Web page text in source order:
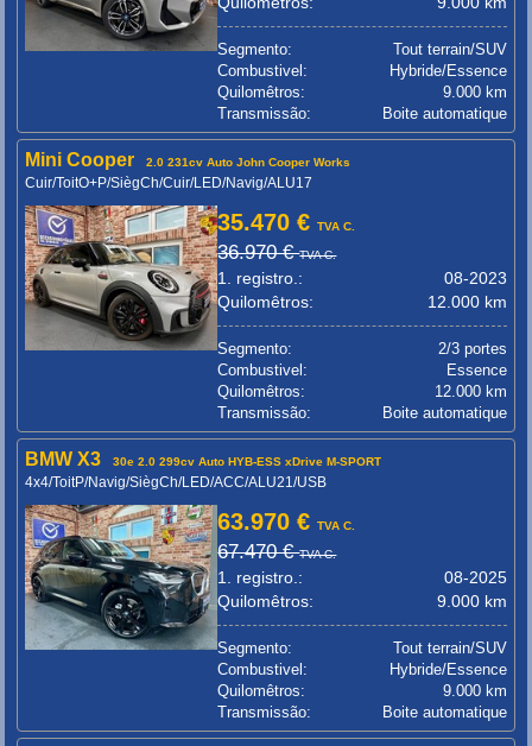
Segmento:
Tout terrain/SUV
Combustivel:
Hybride/Essence
Quilomêtros:
9.000 km
Transmissão:
Boite automatique
Mini Cooper 2.0 231cv Auto John Cooper Works
Cuir/ToitO+P/SiègCh/Cuir/LED/Navig/ALU17
35.470 €TVA C.
36.970 €TVA C.
1. registro.:
08-2023
Quilomêtros:
12.000 km
Segmento:
2/3 portes
Combustivel:
Essence
Quilomêtros:
12.000 km
Transmissão:
Boite automatique
BMW X3 30e 2.0 299cv Auto HYB-ESS xDrive M-SPORT
4x4/ToitP/Navig/SiègCh/LED/ACC/ALU21/USB
63.970 €TVA C.
67.470 €TVA C.
1. registro.:
08-2025
Quilomêtros:
9.000 km
Segmento:
Tout terrain/SUV
Combustivel:
Hybride/Essence
Quilomêtros:
9.000 km
Transmissão:
Boite automatique